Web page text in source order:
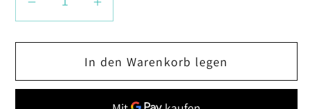
Verringere
Menge
Hunde
Erhöhe
Menge
für
Hunde
Weihnacht
In den Warenkorb legen